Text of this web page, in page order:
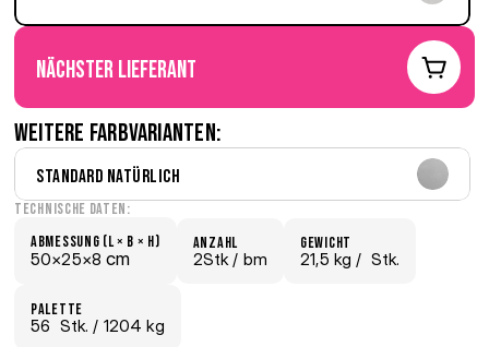
nächster Lieferant
Weitere Farbvarianten:
Standard Natürlich
Technische Daten:
Abmessung (L × B × H)
50×25×8 cm
Anzahl
2Stk / bm
Gewicht
21,5 kg /
  Stk.
Palette
56
  Stk.
/ 1204 kg